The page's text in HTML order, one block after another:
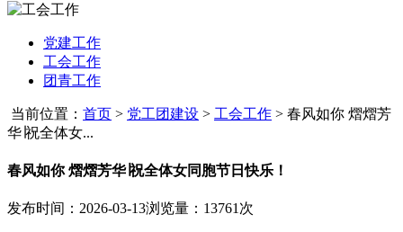
党建工作
工会工作
团青工作
当前位置： 首页 > 党工团建设 > 工会工作 > 春风如你 熠熠芳
华∣祝全体女...
春风如你 熠熠芳华∣祝全体女同胞节日快乐！
发布时间：2026-03-13浏览量：13761次